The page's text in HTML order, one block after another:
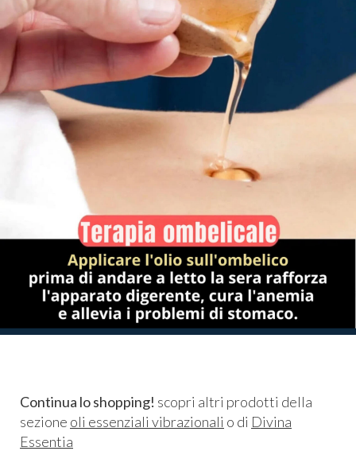
Continua lo shopping! scopri altri prodotti della
sezione oli essenziali vibrazionali o di Divina
Essentia